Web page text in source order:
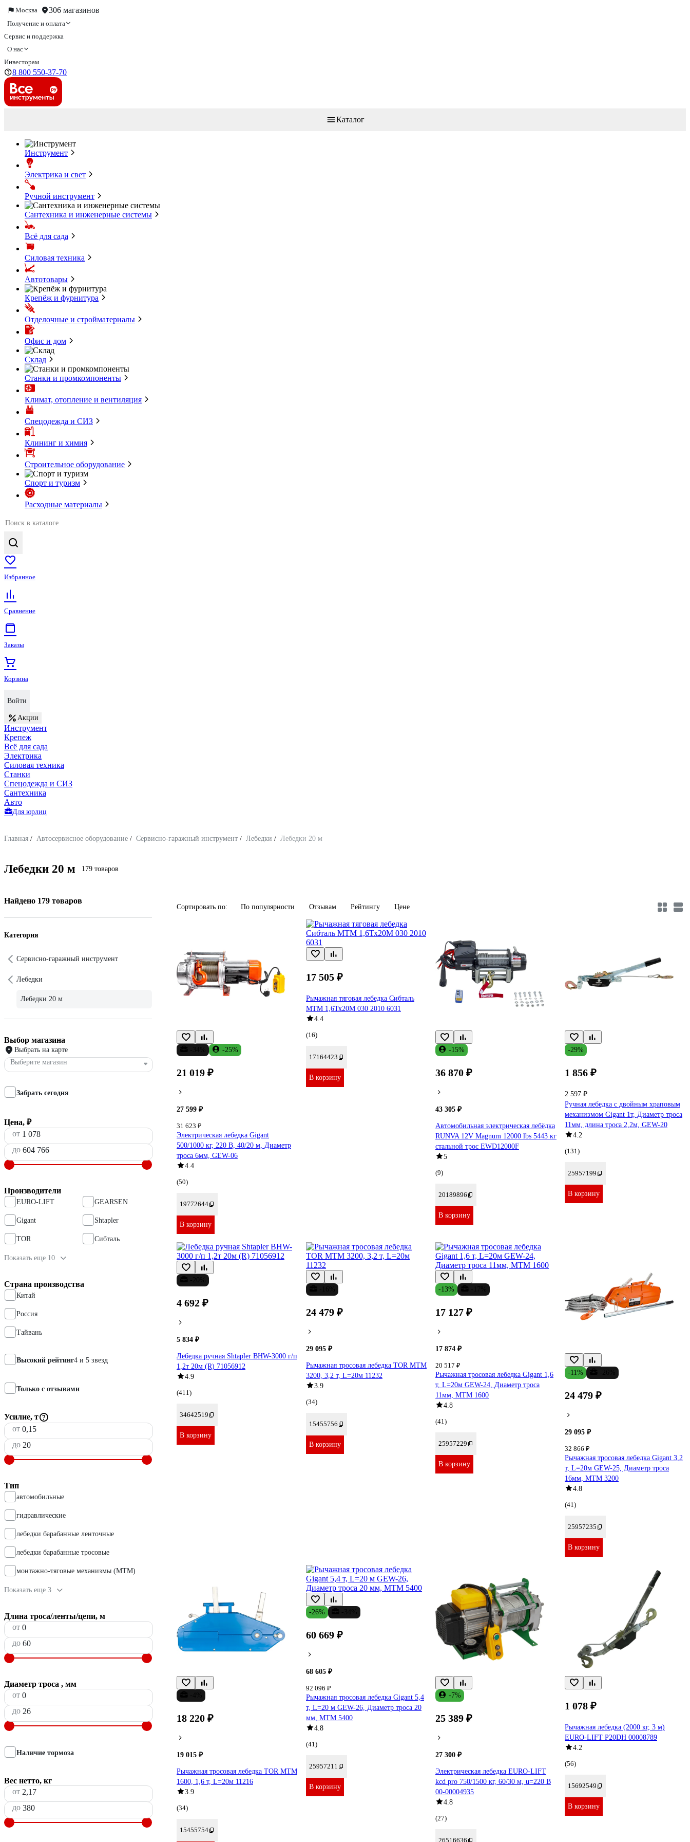
Москва 306 магазинов
Получение и оплата
Сервис и поддержка
О нас
Инвесторам
8 800 550-37-70
Каталог
Инструмент
Электрика и свет
Ручной инструмент
Сантехника и инженерные системы
Всё для сада
Силовая техника
Автотовары
Крепёж и фурнитура
Отделочные и стройматериалы
Офис и дом
Склад
Станки и промкомпоненты
Климат, отопление и вентиляция
Спецодежда и СИЗ
Клининг и химия
Строительное оборудование
Спорт и туризм
Расходные материалы
Избранное
Сравнение
Заказы
Корзина
Войти
Акции
Инструмент
Крепеж
Всё для сада
Электрика
Силовая техника
Станки
Спецодежда и СИЗ
Сантехника
Авто
Для юрлиц
Главная / Автосервисное оборудование / Сервисно-гаражный инструмент / Лебедки / Лебедки 20 м
Лебедки 20 м 179 товаров
Найдено 179 товаров
Категория
Сервисно-гаражный инструмент
Лебедки
Лебедки 20 м
Выбор магазина
Выбрать на карте
Выберите магазин
Забрать сегодня
Цена, ₽
от
до
Производители
EURO-LIFT GEARSEN
Gigant Shtapler
TOR Сибталь
Показать еще 10
Страна производства
Китай
Россия
Тайвань
Высокий рейтинг4 и 5 звезд
Только с отзывами
Усилие, т
от
до
Тип
автомобильные
гидравлические
лебедки барабанные ленточные
лебедки барабанные тросовые
монтажно-тяговые механизмы (МТМ)
Показать еще 3
Длина троса/ленты/цепи, м
от
до
Диаметр троса , мм
от
до
Наличие тормоза
Вес нетто, кг
от
до
Сортировать по: По популярности Отзывам Рейтингу Цене
-25%
21 019 ₽
27 599 ₽
31 623 ₽
Электрическая лебедка Gigant
500/1000 кг, 220 В, 40/20 м, Диаметр
троса 6мм, GEW-06
4.4
(50)
19772644
В корзину
17 505 ₽
Рычажная тяговая лебедка Сибталь
МТМ 1,6Тх20М 030 2010 6031
4.4
(16)
17164423
В корзину
-15%
36 870 ₽
43 305 ₽
Автомобильная электрическая лебёдка
RUNVA 12V Magnum 12000 lbs 5443 кг
стальной трос EWD12000F
5
(9)
20189896
В корзину
-29%
1 856 ₽
2 597 ₽
Ручная лебедка с двойным храповым
механизмом Gigant 1т, Диаметр троса
11мм, длина троса 2,2м, GEW-20
4.2
(131)
25957199
В корзину
4 692 ₽
5 834 ₽
Лебедка ручная Shtapler BHW-3000 г/п
1,2т 20м (R) 71056912
4.9
(411)
34642519
В корзину
24 479 ₽
29 095 ₽
Рычажная тросовая лебедка TOR МТМ
3200, 3,2 т, L=20м 11232
3.9
(34)
15455756
В корзину
-13%
17 127 ₽
17 874 ₽
20 517 ₽
Рычажная тросовая лебедка Gigant 1,6
т, L=20м GEW-24, Диаметр троса
11мм, МТМ 1600
4.8
(41)
25957229
В корзину
-11%
24 479 ₽
29 095 ₽
32 866 ₽
Рычажная тросовая лебедка Gigant 3,2
т, L=20м GEW-25, Диаметр троса
16мм, МТМ 3200
4.8
(41)
25957235
В корзину
18 220 ₽
19 015 ₽
Рычажная тросовая лебедка TOR МТМ
1600, 1,6 т, L=20м 11216
3.9
(34)
15455754
-26%
60 669 ₽
68 605 ₽
92 096 ₽
Рычажная тросовая лебедка Gigant 5,4
т, L=20 м GEW-26, Диаметр троса 20
мм, МТМ 5400
4.8
(41)
25957211
В корзину
-7%
25 389 ₽
27 300 ₽
Электрическая лебедка EURO-LIFT
kcd pro 750/1500 кг, 60/30 м, u=220 В
00-00004935
4.8
(27)
26516636
1 078 ₽
Рычажная лебедка (2000 кг, 3 м)
EURO-LIFT P20DН 00008789
4.2
(56)
15692549
В корзину